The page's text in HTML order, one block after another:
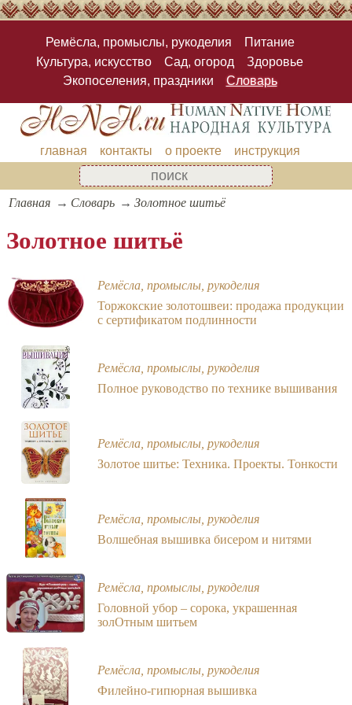
Ремёсла, промыслы, рукоделия
Питание
Культура, искусство
Сад, огород
Здоровье
Экопоселения, праздники
Словарь
главная контакты о проекте инструкция
Главная Словарь Золотное шитьё
Золотное шитьё
Ремёсла, промыслы, рукоделия
Торжокские золотошвеи: продажа продукции
с сертификатом подлинности
Ремёсла, промыслы, рукоделия
Полное руководство по технике вышивания
Ремёсла, промыслы, рукоделия
Золотое шитье: Техника. Проекты. Тонкости
Ремёсла, промыслы, рукоделия
Волшебная вышивка бисером и нитями
Ремёсла, промыслы, рукоделия
Головной убор – сорока, украшенная
золОтным шитьем
Ремёсла, промыслы, рукоделия
Филейно-гипюрная вышивка